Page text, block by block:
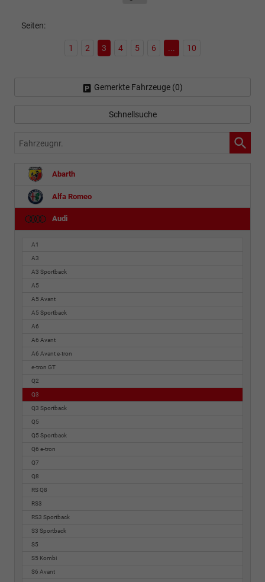
Seiten:
1 2 3 4 5 6 ... 10
Gemerkte Fahrzeuge (0)
Schnellsuche
Fahrzeugnr.
Abarth
Alfa Romeo
Audi
A1
A3
A3 Sportback
A5
A5 Avant
A5 Sportback
A6
A6 Avant
A6 Avant e-tron
e-tron GT
Q2
Q3
Q3 Sportback
Q5
Q5 Sportback
Q6 e-tron
Q7
Q8
RS Q8
RS3
RS3 Sportback
S3 Sportback
S5
S5 Kombi
S6 Avant